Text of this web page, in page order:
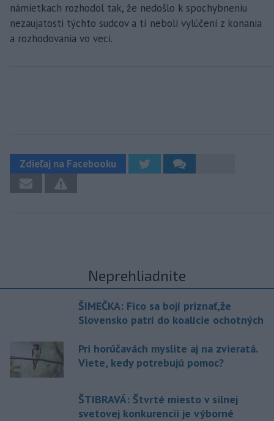
námietkach rozhodol tak, že nedošlo k spochybneniu
nezaujatosti týchto sudcov a tí neboli vylúčení z konania
a rozhodovania vo veci.
Zdieľaj na Facebooku
Neprehliadnite
ŠIMEČKA: Fico sa bojí priznať,že
Slovensko patrí do koalície ochotných
Pri horúčavách myslite aj na zvieratá.
Viete, kedy potrebujú pomoc?
ŠTIBRAVÁ: Štvrté miesto v silnej
svetovej konkurencii je výborné